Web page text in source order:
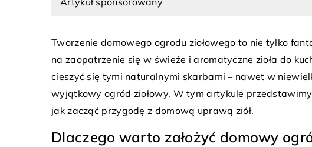
Tworzenie domowego ogrodu ziołowego to nie tylko
na zaopatrzenie się w świeże i aromatyczne zioła do
cieszyć się tymi naturalnymi skarbami – nawet w
wyjątkowy ogród ziołowy. W tym artykule
jak zacząć przygodę z domową uprawą ziół.
Dlaczego warto założyć domowy
rozwiązania w
pryszniców bez brodzika
18 lipca 2023
Klasyczne meble gabinetowe:
Ponadczasowy styl w miejscu